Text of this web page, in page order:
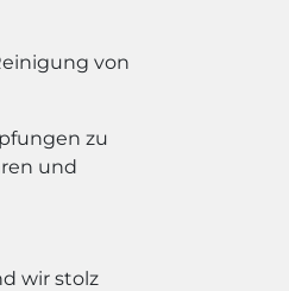
von
zu
und
wir stolz